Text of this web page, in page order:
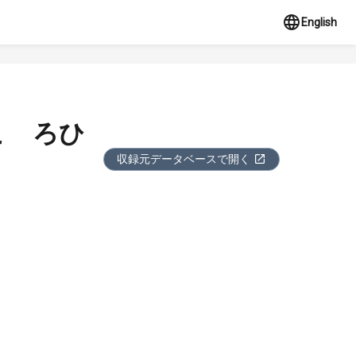
English
ゝろひ
収録元データベースで開く